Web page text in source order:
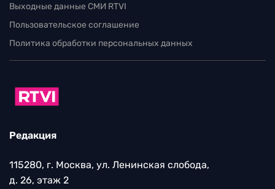
Выходные данные СМИ RTVI
Пользовательское соглашение
Политика обработки персональных данных
Редакция
115280, г. Москва, ул. Ленинская слобода,
д. 26, этаж 2